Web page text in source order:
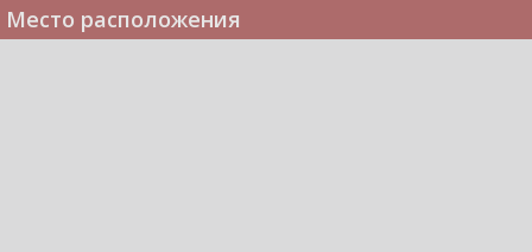
Место расположения